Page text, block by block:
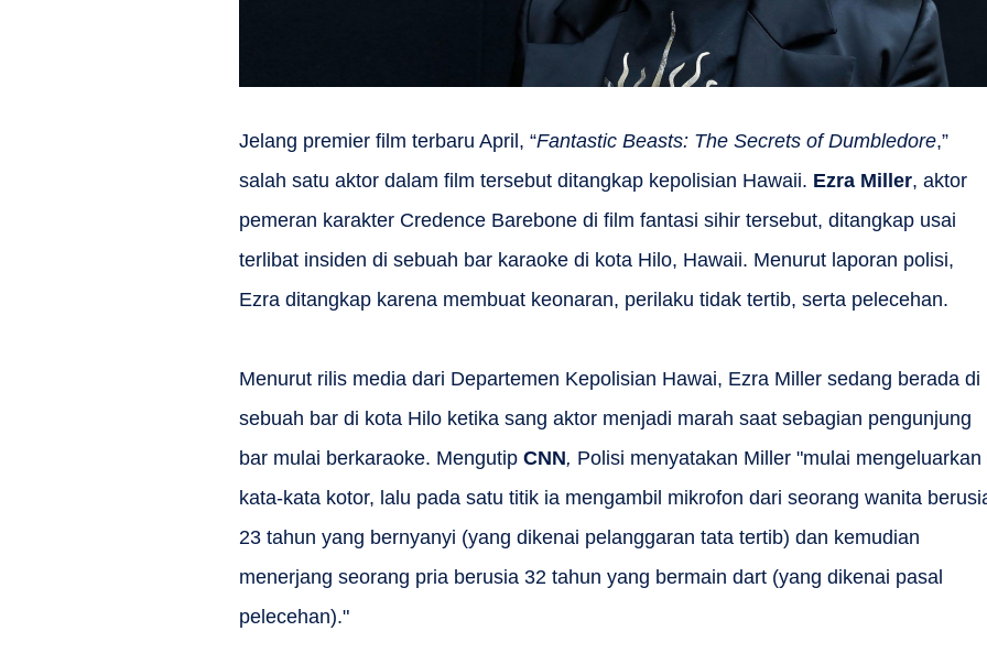
Jelang premier film terbaru April, “Fantastic Beasts: The Secrets of Dumbledore,”
salah satu aktor dalam film tersebut ditangkap kepolisian Hawaii. Ezra Miller, aktor
pemeran karakter Credence Barebone di film fantasi sihir tersebut, ditangkap usai
terlibat insiden di sebuah bar karaoke di kota Hilo, Hawaii. Menurut laporan polisi,
Ezra ditangkap karena membuat keonaran, perilaku tidak tertib, serta pelecehan.
Menurut rilis media dari Departemen Kepolisian Hawai, Ezra Miller sedang berada di
sebuah bar di kota Hilo ketika sang aktor menjadi marah saat sebagian pengunjung
bar mulai berkaraoke. Mengutip CNN, Polisi menyatakan Miller "mulai mengeluarkan
kata-kata kotor, lalu pada satu titik ia mengambil mikrofon dari seorang wanita
23 tahun yang bernyanyi (yang dikenai pelanggaran tata tertib) dan kemudian
menerjang seorang pria berusia 32 tahun yang bermain dart (yang dikenai pasal
pelecehan)."